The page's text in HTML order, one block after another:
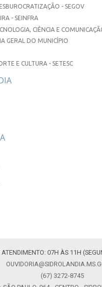
- SEGOV
- SEINFRA
CIÊNCIA E
GERAL DO MUNICÍPIO
E CULTURA - SETESC
ATENDIMENTO: 07H ÀS 11H
(67) 3272-8745